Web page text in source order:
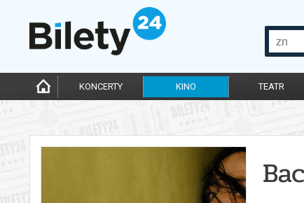
KONCERTY KINO TEATR